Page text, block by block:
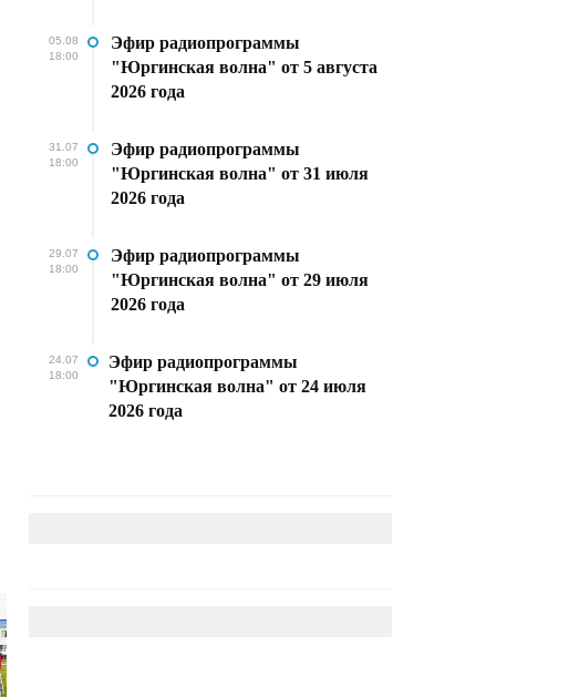
05.08
18:00
Эфир радиопрограммы
"Юргинская волна" от 5 августа
2026 года
31.07
18:00
Эфир радиопрограммы
"Юргинская волна" от 31 июля
2026 года
29.07
18:00
Эфир радиопрограммы
"Юргинская волна" от 29 июля
2026 года
24.07
18:00
Эфир радиопрограммы
"Юргинская волна" от 24 июля
2026 года